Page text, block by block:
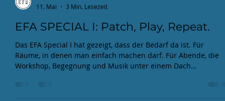
EFA
EFA SPECIAL I: Patch, Play, Repeat.
Workshop, Begegnung und Musik unter einem Dach